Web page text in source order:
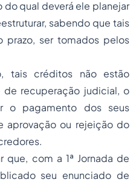
do qual deverá ele planejar
sabendo que tais
prazo, ser tomados pelos
tais créditos não estão
recuperação judicial, o
o pagamento dos seus
aprovação ou rejeição do
com a 1ª Jornada de
seu enunciado de